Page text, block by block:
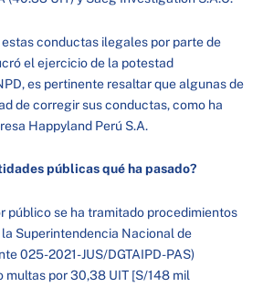
estas conductas ilegales por parte de
el ejercicio de la potestad
es pertinente resaltar que algunas de
de corregir sus conductas, como ha
Happyland Perú S.A.
públicas qué ha pasado?
público se ha tramitado procedimientos
Superintendencia Nacional de
025-2021-JUS/DGTAIPD-PAS)
multas por 30,38 UIT [S/148 mil